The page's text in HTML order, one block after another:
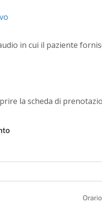
in cui il paziente
la scheda di